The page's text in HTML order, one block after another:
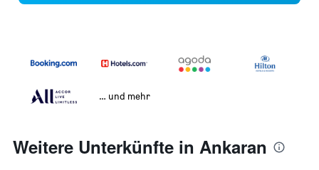
… und mehr
Weitere Unterkünfte in Ankaran